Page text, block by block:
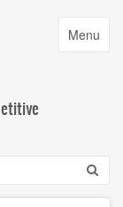
Toggle
Menu